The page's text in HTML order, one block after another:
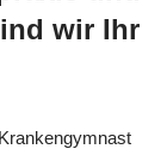
wir Ihr